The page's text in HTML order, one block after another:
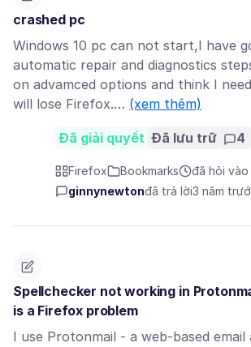
crashed pc
Windows 10 pc can not start,I have
automatic repair and diagnostics
on advamced options and think I
will lose Firefox.… (xem thêm)
Đã giải quyết Đã lưu trữ 4
Firefox Bookmarks
đã hỏi
ginnynewtonđã trả lời3 năm
Spellchecker not working in
is a Firefox problem
I use Protonmail - a web-based email